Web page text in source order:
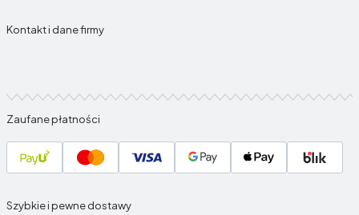
Kontakt i dane firmy
Zaufane płatności
Szybkie i pewne dostawy